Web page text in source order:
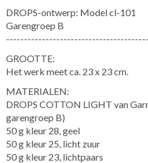
DROPS-ontwerp: Model cl-101
Garengroep B
GROOTTE:
Het werk meet ca. 23 x 23 cm.
MATERIALEN:
DROPS COTTON LIGHT van
garengroep B)
50 g kleur 28, geel
50 g kleur 25, licht zuur
50 g kleur 23, lichtpaars